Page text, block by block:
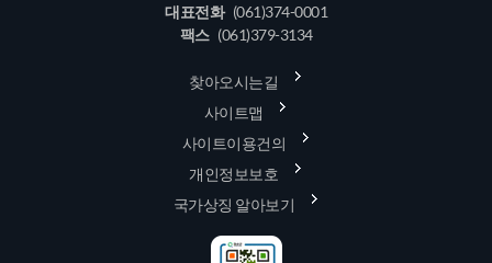
대표전화 (061)374-0001
팩스 (061)379-3134
찾아오시는길
사이트맵
사이트이용건의
개인정보보호
국가상징 알아보기